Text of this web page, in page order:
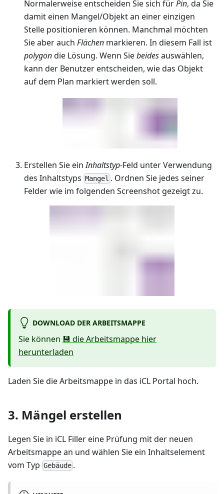
Normalerweise entscheiden Sie sich fürPin, da Sie
damit einen Mangel/Objekt an einer einzigen
Stelle positionieren können. Manchmal möchten
Sie aber auch Flächen markieren. In diesem Fall ist
polygondie Lösung. Wenn Siebeidesauswählen,
kann der Benutzer entscheiden, wie das Objekt
auf dem Plan markiert werden soll.
Erstellen Sie einInhaltstyp-Feld unter Verwendung
des Inhaltstyps Mangel . Ordnen Sie jedes seiner
Felder wie im folgenden Screenshot gezeigt zu.
DOWNLOAD DER ARBEITSMAPPE
Sie können 💾 die Arbeitsmappe hier
herunterladen
Laden Sie die Arbeitsmappe in das iCL Portal hoch.
3. Mängel erstellen
Legen Sie in iCL Filler eine Prüfung mit der neuen
Arbeitsmappe an und wählen Sie ein Inhaltselement
vom Typ Gebäude .